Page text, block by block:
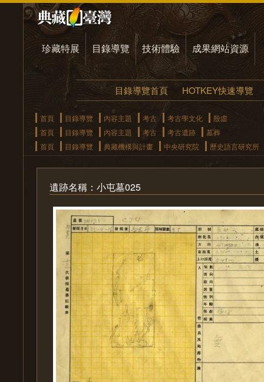
珍藏特展 目錄導覽 技術體驗 成果網站資源
目錄導覽首頁 HOTKEY快速導覽
首頁 目錄導覽 內容主題 考古 考古學文化
殷虛
首頁
目錄導覽 內容主題 考古 考古遺跡
墓葬
首頁
目錄導覽 典藏機構與計畫 中央研究院 歷史語言研究所
遺跡名稱：小屯墓025